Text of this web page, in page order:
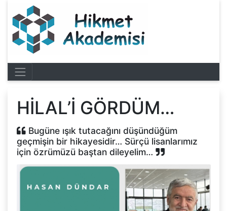
HİLAL’İ GÖRDÜM…
Bugüne ışık tutacağını düşündüğüm
geçmişin bir hikayesidir… Sürçü lisanlarımız
için özrümüzü baştan dileyelim…